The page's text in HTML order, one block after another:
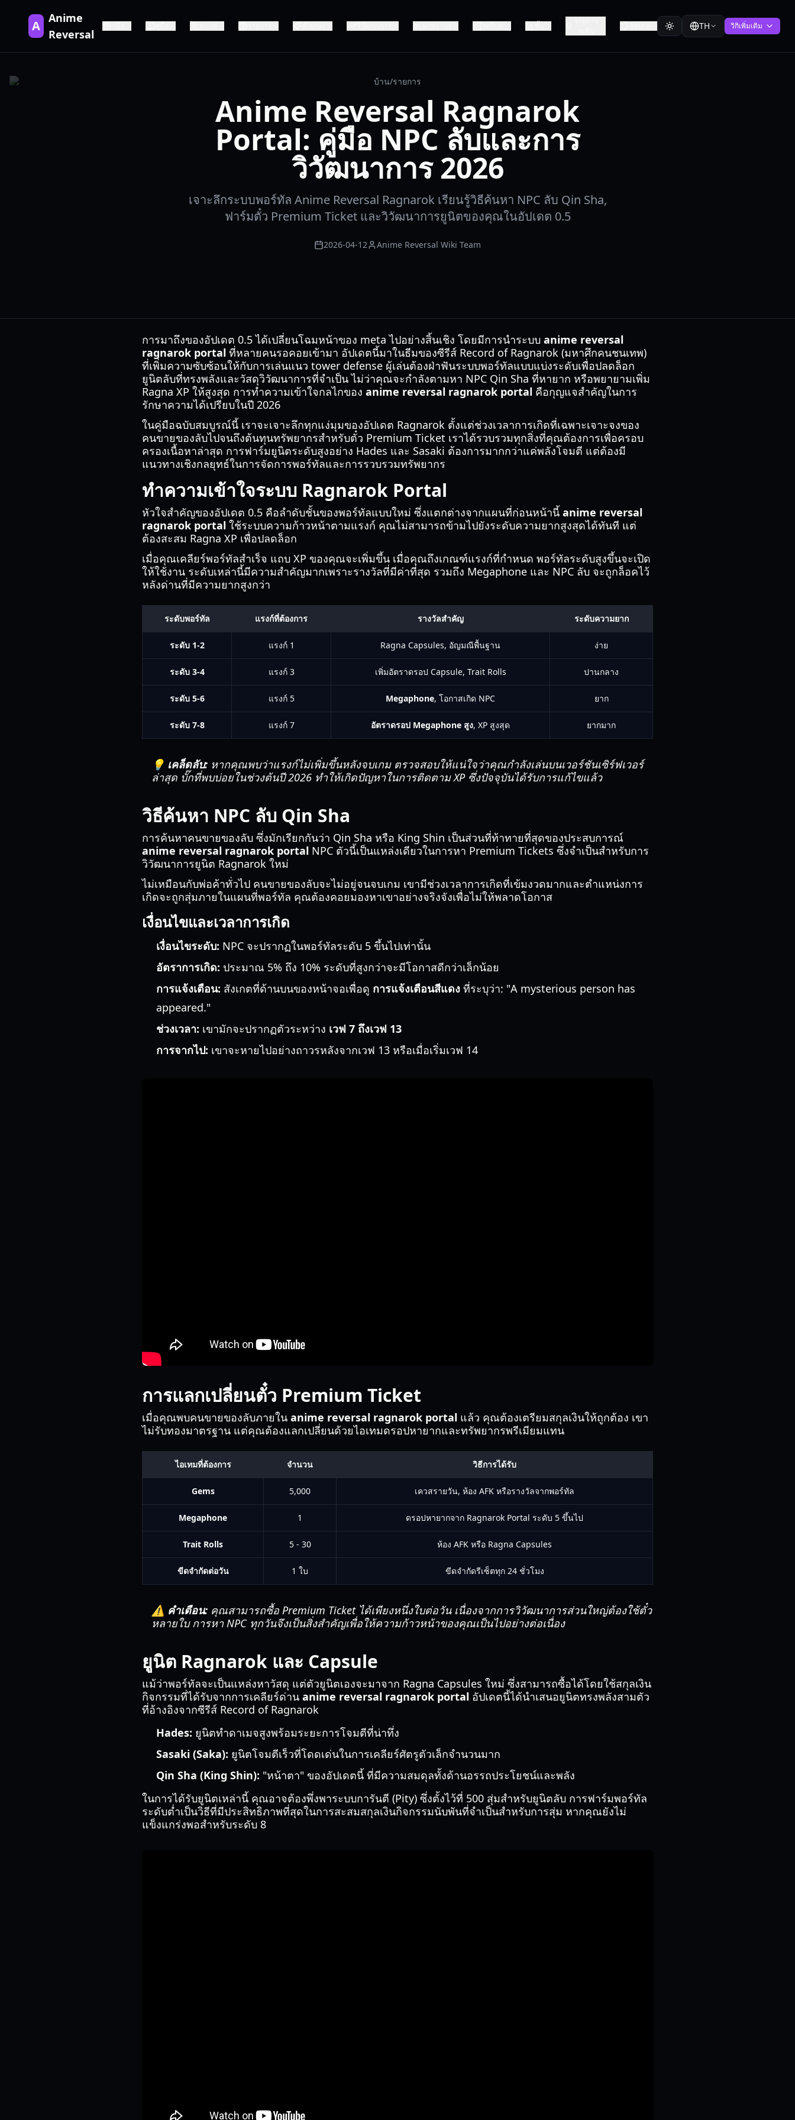
A Anime
Reversal
TH วิกิเพิ่มเติม
บ้าน/รายการ
Anime Reversal Ragnarok
Portal: คู่มือ NPC ลับและการ
วิวัฒนาการ 2026
เจาะลึกระบบพอร์ทัล Anime Reversal Ragnarok เรียนรู้วิธีค้นหา NPC ลับ Qin Sha,
ฟาร์มตั๋ว Premium Ticket และวิวัฒนาการยูนิตของคุณในอัปเดต 0.5
2026-04-12 Anime Reversal Wiki Team
การมาถึงของอัปเดต 0.5 ได้เปลี่ยนโฉมหน้าของ meta ไปอย่างสิ้นเชิง โดยมีการนำระบบ anime reversal
ragnarok portal ที่หลายคนรอคอยเข้ามา อัปเดตนี้มาในธีมของซีรีส์ Record of Ragnarok (มหาศึกคนชนเทพ)
ที่เพิ่มความซับซ้อนให้กับการเล่นแนว tower defense ผู้เล่นต้องฝ่าฟันระบบพอร์ทัลแบบแบ่งระดับเพื่อปลดล็อก
ยูนิตลับที่ทรงพลังและวัสดุวิวัฒนาการที่จำเป็น ไม่ว่าคุณจะกำลังตามหา NPC Qin Sha ที่หายาก หรือพยายามเพิ่ม
Ragna XP ให้สูงสุด การทำความเข้าใจกลไกของ anime reversal ragnarok portal คือกุญแจสำคัญในการ
รักษาความได้เปรียบในปี 2026
ในคู่มือฉบับสมบูรณ์นี้ เราจะเจาะลึกทุกแง่มุมของอัปเดต Ragnarok ตั้งแต่ช่วงเวลาการเกิดที่เฉพาะเจาะจงของ
คนขายของลับไปจนถึงต้นทุนทรัพยากรสำหรับตั๋ว Premium Ticket เราได้รวบรวมทุกสิ่งที่คุณต้องการเพื่อครอบ
ครองเนื้อหาล่าสุด การฟาร์มยูนิตระดับสูงอย่าง Hades และ Sasaki ต้องการมากกว่าแค่พลังโจมตี แต่ต้องมี
แนวทางเชิงกลยุทธ์ในการจัดการพอร์ทัลและการรวบรวมทรัพยากร
ทำความเข้าใจระบบ Ragnarok Portal
หัวใจสำคัญของอัปเดต 0.5 คือลำดับชั้นของพอร์ทัลแบบใหม่ ซึ่งแตกต่างจากแผนที่ก่อนหน้านี้ anime reversal
ragnarok portal ใช้ระบบความก้าวหน้าตามแรงก์ คุณไม่สามารถข้ามไปยังระดับความยากสูงสุดได้ทันที แต่
ต้องสะสม Ragna XP เพื่อปลดล็อก
เมื่อคุณเคลียร์พอร์ทัลสำเร็จ แถบ XP ของคุณจะเพิ่มขึ้น เมื่อคุณถึงเกณฑ์แรงก์ที่กำหนด พอร์ทัลระดับสูงขึ้นจะเปิด
ให้ใช้งาน ระดับเหล่านี้มีความสำคัญมากเพราะรางวัลที่มีค่าที่สุด รวมถึง Megaphone และ NPC ลับ จะถูกล็อคไว้
หลังด่านที่มีความยากสูงกว่า
ระดับพอร์ทัล แรงก์ที่ต้องการ รางวัลสำคัญ ระดับความยาก
ระดับ 1-2 แรงก์ 1 Ragna Capsules, อัญมณีพื้นฐาน ง่าย
ระดับ 3-4 แรงก์ 3 เพิ่มอัตราดรอป Capsule, Trait Rolls ปานกลาง
ระดับ 5-6 แรงก์ 5 Megaphone, โอกาสเกิด NPC ยาก
ระดับ 7-8 แรงก์ 7 อัตราดรอป Megaphone สูง, XP สูงสุด ยากมาก
💡 เคล็ดลับ: หากคุณพบว่าแรงก์ไม่เพิ่มขึ้นหลังจบเกม ตรวจสอบให้แน่ใจว่าคุณกำลังเล่นบนเวอร์ชันเซิร์ฟเวอร์
ล่าสุด บั๊กที่พบบ่อยในช่วงต้นปี 2026 ทำให้เกิดปัญหาในการติดตาม XP ซึ่งปัจจุบันได้รับการแก้ไขแล้ว
วิธีค้นหา NPC ลับ Qin Sha
การค้นหาคนขายของลับ ซึ่งมักเรียกกันว่า Qin Sha หรือ King Shin เป็นส่วนที่ท้าทายที่สุดของประสบการณ์
anime reversal ragnarok portal NPC ตัวนี้เป็นแหล่งเดียวในการหา Premium Tickets ซึ่งจำเป็นสำหรับการ
วิวัฒนาการยูนิต Ragnarok ใหม่
ไม่เหมือนกับพ่อค้าทั่วไป คนขายของลับจะไม่อยู่จนจบเกม เขามีช่วงเวลาการเกิดที่เข้มงวดมากและตำแหน่งการ
เกิดจะถูกสุ่มภายในแผนที่พอร์ทัล คุณต้องคอยมองหาเขาอย่างจริงจังเพื่อไม่ให้พลาดโอกาส
เงื่อนไขและเวลาการเกิด
เงื่อนไขระดับ: NPC จะปรากฏในพอร์ทัลระดับ 5 ขึ้นไปเท่านั้น
อัตราการเกิด: ประมาณ 5% ถึง 10% ระดับที่สูงกว่าจะมีโอกาสดีกว่าเล็กน้อย
การแจ้งเตือน: สังเกตที่ด้านบนของหน้าจอเพื่อดู การแจ้งเตือนสีแดง ที่ระบุว่า: "A mysterious person has
appeared."
ช่วงเวลา: เขามักจะปรากฏตัวระหว่าง เวฟ 7 ถึงเวฟ 13
การจากไป: เขาจะหายไปอย่างถาวรหลังจากเวฟ 13 หรือเมื่อเริ่มเวฟ 14
การแลกเปลี่ยนตั๋ว Premium Ticket
เมื่อคุณพบคนขายของลับภายใน anime reversal ragnarok portal แล้ว คุณต้องเตรียมสกุลเงินให้ถูกต้อง เขา
ไม่รับทองมาตรฐาน แต่คุณต้องแลกเปลี่ยนด้วยไอเทมดรอปหายากและทรัพยากรพรีเมียมแทน
ไอเทมที่ต้องการ จำนวน วิธีการได้รับ
Gems 5,000 เควสรายวัน, ห้อง AFK หรือรางวัลจากพอร์ทัล
Megaphone 1 ดรอปหายากจาก Ragnarok Portal ระดับ 5 ขึ้นไป
Trait Rolls 5 - 30 ห้อง AFK หรือ Ragna Capsules
ขีดจำกัดต่อวัน 1 ใบ ขีดจำกัดรีเซ็ตทุก 24 ชั่วโมง
⚠️ คำเตือน: คุณสามารถซื้อ Premium Ticket ได้เพียงหนึ่งใบต่อวัน เนื่องจากการวิวัฒนาการส่วนใหญ่ต้องใช้ตั๋ว
หลายใบ การหา NPC ทุกวันจึงเป็นสิ่งสำคัญเพื่อให้ความก้าวหน้าของคุณเป็นไปอย่างต่อเนื่อง
ยูนิต Ragnarok และ Capsule
แม้ว่าพอร์ทัลจะเป็นแหล่งหาวัสดุ แต่ตัวยูนิตเองจะมาจาก Ragna Capsules ใหม่ ซึ่งสามารถซื้อได้โดยใช้สกุลเงิน
กิจกรรมที่ได้รับจากการเคลียร์ด่าน anime reversal ragnarok portal อัปเดตนี้ได้นำเสนอยูนิตทรงพลังสามตัว
ที่อ้างอิงจากซีรีส์ Record of Ragnarok
Hades: ยูนิตทำดาเมจสูงพร้อมระยะการโจมตีที่น่าทึ่ง
Sasaki (Saka): ยูนิตโจมตีเร็วที่โดดเด่นในการเคลียร์ศัตรูตัวเล็กจำนวนมาก
Qin Sha (King Shin): "หน้าตา" ของอัปเดตนี้ ที่มีความสมดุลทั้งด้านอรรถประโยชน์และพลัง
ในการได้รับยูนิตเหล่านี้ คุณอาจต้องพึ่งพาระบบการันตี (Pity) ซึ่งตั้งไว้ที่ 500 สุ่มสำหรับยูนิตลับ การฟาร์มพอร์ทัล
ระดับต่ำเป็นวิธีที่มีประสิทธิภาพที่สุดในการสะสมสกุลเงินกิจกรรมนับพันที่จำเป็นสำหรับการสุ่ม หากคุณยังไม่
แข็งแกร่งพอสำหรับระดับ 8